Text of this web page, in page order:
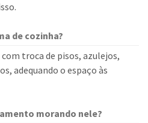
de cozinha?
troca de pisos, azulejos,
adequando o espaço às
morando nele?